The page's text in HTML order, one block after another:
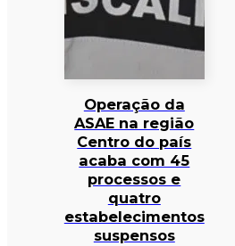
Operação da
ASAE na região
Centro do país
acaba com 45
processos e
quatro
estabelecimentos
suspensos